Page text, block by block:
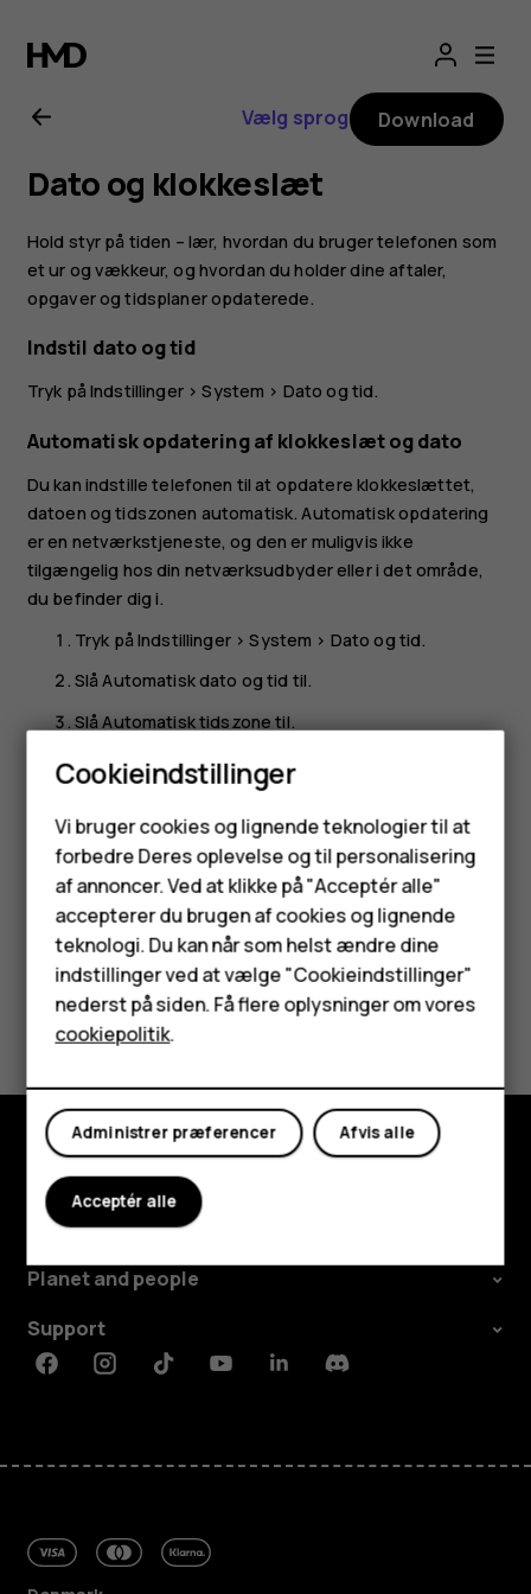
Brugervejledning
til
Nokia
2.1
Smartphones
Feature-telefoner
Tilbehør
HMD Terra M
Tablets
Min konto
Vælg sprog Download
Dato og klokkeslæt
Hold styr på tiden – lær, hvordan du bruger telefonen som
et ur og vækkeur, og hvordan du holder dine aftaler,
opgaver og tidsplaner opdaterede.
Indstil dato og tid
Tryk påIndstillinger>System > Dato og tid.
Automatisk opdatering af klokkeslæt og dato
Du kan indstille telefonen til at opdatere klokkeslættet,
datoen og tidszonen automatisk. Automatisk opdatering
er en netværkstjeneste, og den er muligvis ikke
tilgængelig hos din netværksudbyder eller i det område,
du befinder dig i.
Tryk påIndstillinger>System > Dato og tid.
SlåAutomatisk dato og tid til.
SlåAutomatisk tidszone til.
Skift til 24-timers ur
Tryk på Indstillinger > System Dato og tid , og slåBrug
24-timersformat
Synes du, dette var nyttigt?
Udforsk
Om
Planet and people
Support
FacebookInstagramTiktokYoutubeLinkedinDiscord
Cookieindstillinger
Vi bruger cookies og lignende teknologier til at
forbedre Deres oplevelse og til personalisering
af annoncer. Ved at klikke på "Acceptér alle"
accepterer du brugen af cookies og lignende
teknologi. Du kan når som helst ændre dine
indstillinger ved at vælge "Cookieindstillinger"
nederst på siden. Få flere oplysninger om vores
cookiepolitik.
Afvis alle
Administrer præferencer
Acceptér alle